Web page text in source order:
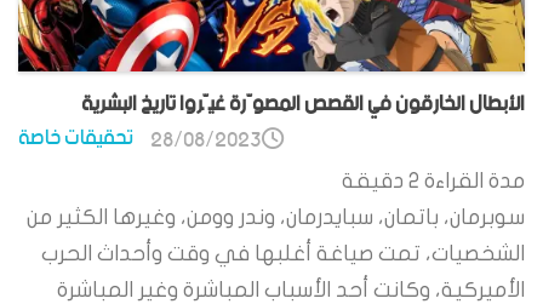
الأبطال الخارقون في القصص المصوّرة غيّروا تاريخ البشرية
تحقيقات خاصة 28/08/2023
مدة القراءة 2 دقيقة
سوبرمان، باتمان، سبايدرمان، وندر وومن، وغيرها الكثير من
الشخصيات، تمت صياغة أغلبها في وقت وأحداث الحرب
الأميركية، وكانت أحد الأسباب المباشرة وغير المباشرة